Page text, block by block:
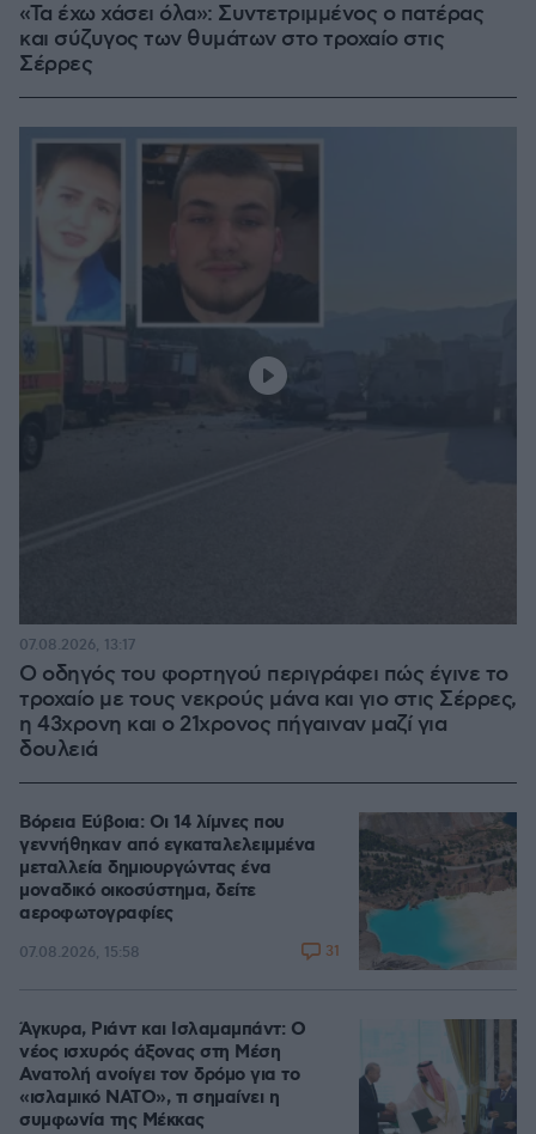
«Τα έχω χάσει όλα»: Συντετριμμένος ο πατέρας
και σύζυγος των θυμάτων στο τροχαίο στις
Σέρρες
Ο οδηγός του φορτηγού περιγράφει πώς έγινε το
τροχαίο με τους νεκρούς μάνα και γιο στις Σέρρες,
η 43χρονη και ο 21χρονος πήγαιναν μαζί για
δουλειά
07.08.2026, 13:17
Βόρεια Εύβοια: Οι 14 λίμνες που
γεννήθηκαν από εγκαταλελειμμένα
μεταλλεία δημιουργώντας ένα
μοναδικό οικοσύστημα, δείτε
αεροφωτογραφίες
07.08.2026, 15:58 31
Άγκυρα, Ριάντ και Ισλαμαμπάντ: Ο
νέος ισχυρός άξονας στη Μέση
Ανατολή ανοίγει τον δρόμο για το
«ισλαμικό ΝΑΤΟ», τι σημαίνει η
συμφωνία της Μέκκας